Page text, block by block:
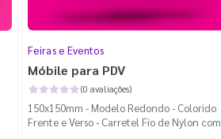
Feiras e Eventos
Móbile para PDV
(0 avaliações)
150x150mm - Modelo Redondo - Colorido
Frente e Verso - Carretel Fio de Nylon com